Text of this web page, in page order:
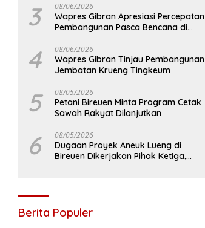
3 08/06/2026
Wapres Gibran Apresiasi Percepatan
Pembangunan Pasca Bencana di
4 08/06/2026
Wapres Gibran Tinjau Pembangunan
Jembatan Krueng Tingkeum
5 08/05/2026
Petani Bireuen Minta Program Cetak
Sawah Rakyat Dilanjutkan
6 08/05/2026
Dugaan Proyek Aneuk Lueng di
Bireuen Dikerjakan Pihak Ketiga,
Berita Populer